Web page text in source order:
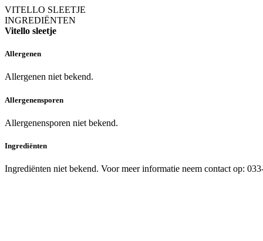
VITELLO SLEETJE
INGREDIËNTEN
Vitello sleetje
Allergenen
Allergenen niet bekend.
Allergenensporen
Allergenensporen niet bekend.
Ingrediënten
Ingrediënten niet bekend. Voor meer informatie neem contact op: